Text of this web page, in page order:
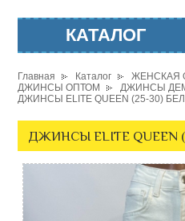
КАТАЛОГ
Главная Каталог ЖЕНСКАЯ
ДЖИНСЫ ОПТОМ
ДЖИНСЫ
ДЖИНСЫ ELITE QUEEN (25-30)
ДЖИНСЫ ELITE QUEEN